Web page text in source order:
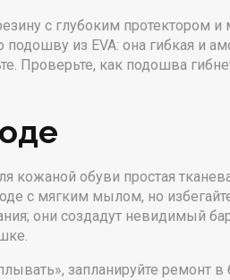
с глубоким протектором
из EVA: она гибкая и
Проверьте, как подошва
обуви простая
с мягким мылом, но
они создадут невидимый
запланируйте